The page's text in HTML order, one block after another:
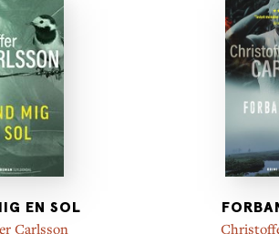
EN SOL
Carlsson